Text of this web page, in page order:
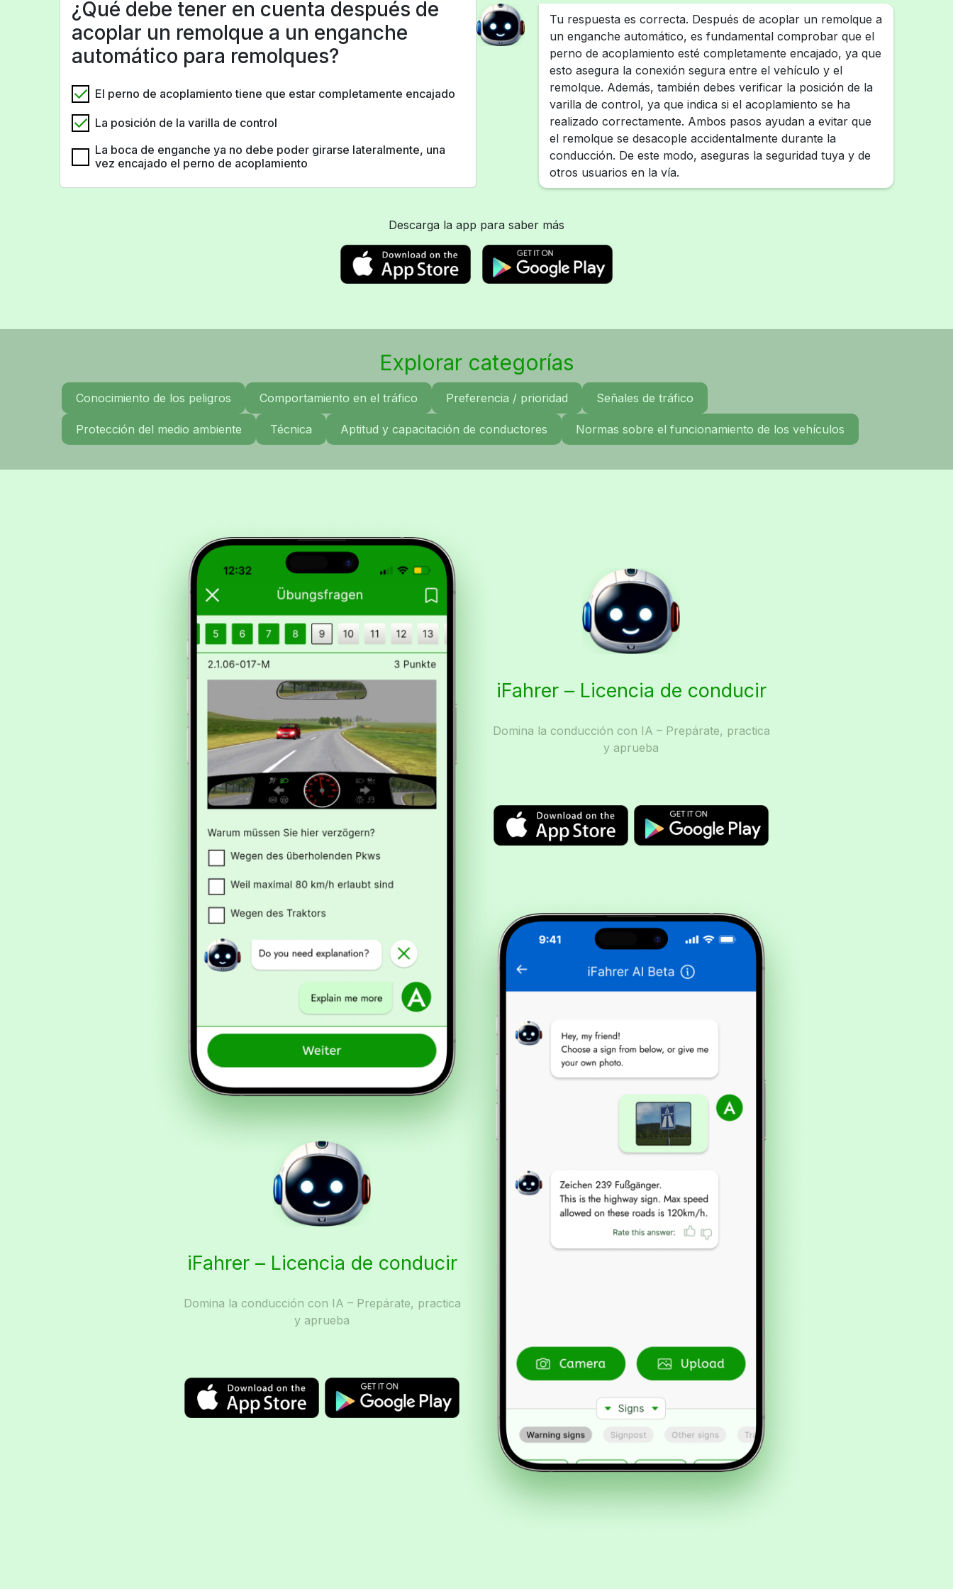
¿Qué debe tener en cuenta después de
acoplar un remolque a un enganche
automático para remolques?
El perno de acoplamiento tiene que estar completamente encajado
La posición de la varilla de control
La boca de enganche ya no debe poder girarse lateralmente, una
vez encajado el perno de acoplamiento
Tu respuesta es correcta. Después de acoplar un remolque a
un enganche automático, es fundamental comprobar que el
perno de acoplamiento esté completamente encajado, ya que
esto asegura la conexión segura entre el vehículo y el
remolque. Además, también debes verificar la posición de la
varilla de control, ya que indica si el acoplamiento se ha
realizado correctamente. Ambos pasos ayudan a evitar que
el remolque se desacople accidentalmente durante la
conducción. De este modo, aseguras la seguridad tuya y de
otros usuarios en la vía.
Descarga la app para saber más
Explorar categorías
Conocimiento de los peligros Comportamiento en el tráfico Preferencia / prioridad Señales de tráfico
Protección del medio ambiente Técnica Aptitud y capacitación de conductores Normas sobre el funcionamiento de los vehículos
iFahrer – Licencia de conducir
Domina la conducción con IA – Prepárate, practica
y aprueba
iFahrer – Licencia de conducir
Domina la conducción con IA – Prepárate, practica
y aprueba